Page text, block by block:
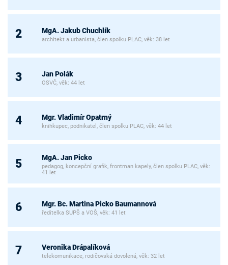
2 MgA. Jakub Chuchlík
architekt a urbanista, člen spolku PLAC, věk: 38 let
3 Jan Polák
OSVČ, věk: 44 let
4 Mgr. Vladimír Opatrný
knihkupec, podnikatel, člen spolku PLAC, věk: 44 let
5 MgA. Jan Picko
pedagog, koncepční grafik, frontman kapely, člen spolku PLAC, věk:
41 let
6 Mgr. Bc. Martina Picko Baumannová
ředitelka SUPŠ a VOŠ, věk: 41 let
7 Veronika Drápalíková
telekomunikace, rodičovská dovolená, věk: 32 let